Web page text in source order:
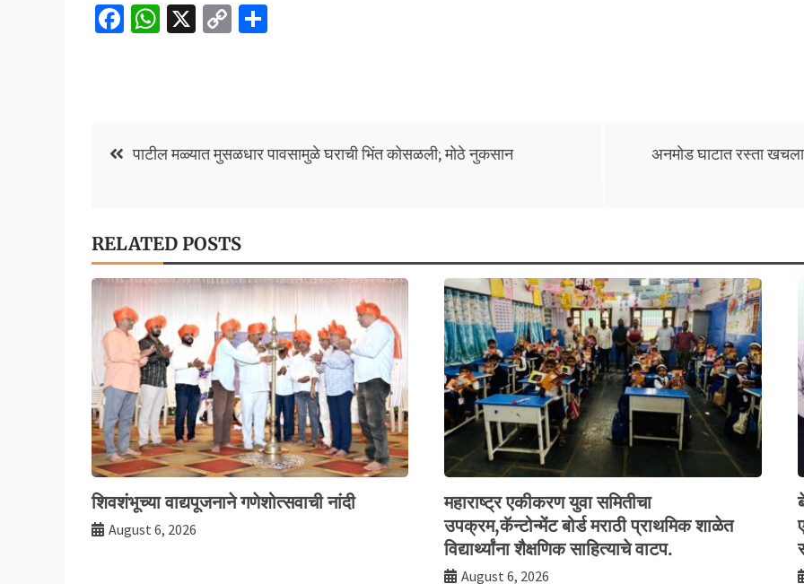
Fa
k
W
p
X
C
n
Post पाटील मळ्यात मुसळधार पावसामुळे घराची भिंत कोसळली; मोठे नुकसान अनमोड घाटात रस्ता
RELATED POSTS
शिवशंभूच्या वाद्यपूजनाने गणेशोत्सवाची नांदी
August 6, 2026
महाराष्ट्र एकीकरण युवा समितीचा
उपक्रम,कॅन्टोन्मेंट बोर्ड मराठी प्राथमिक शाळेत
विद्यार्थ्यांना शैक्षणिक साहित्याचे वाटप.
August 6, 2026